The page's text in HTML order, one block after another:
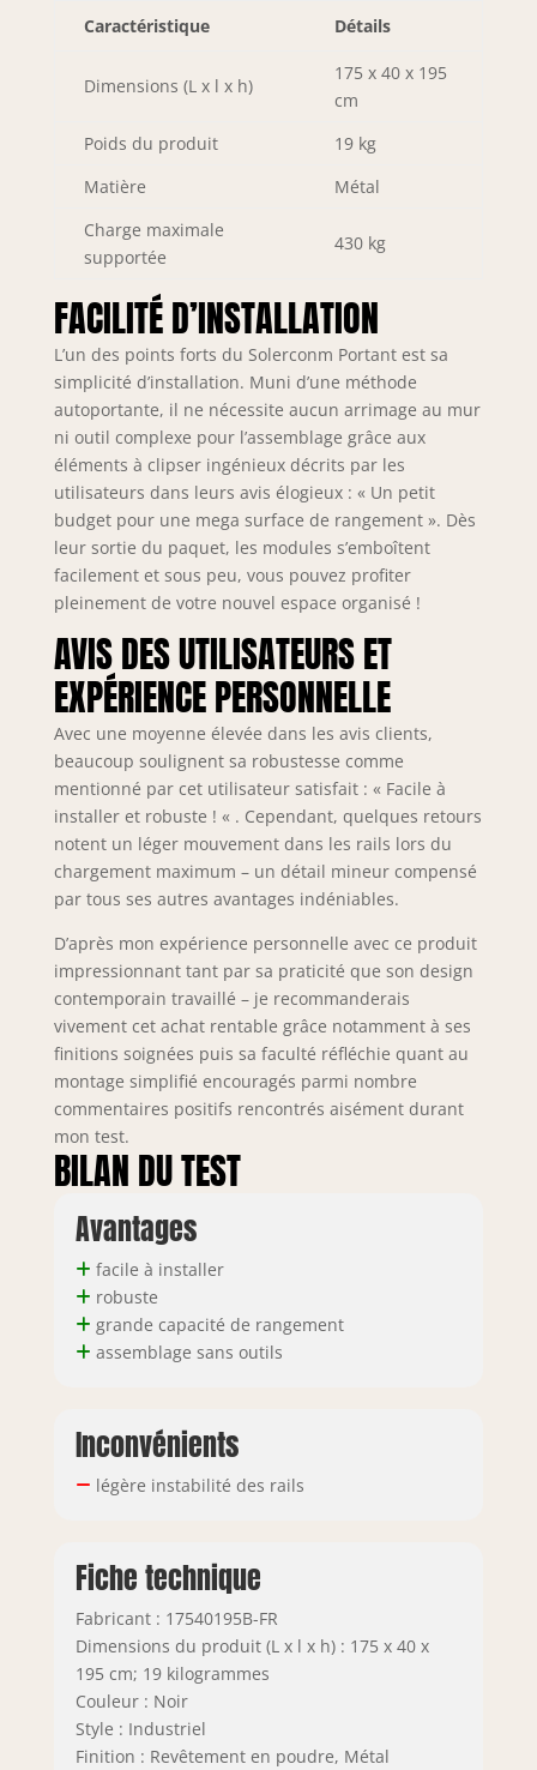
Durable】Le
est fait d'acier de
haute qualité et de
fil métallique
robuste avec une
surface enduite de
empêche la rouille
cette penderie à
vêtements solide,
stable et durable.
【Application
Multi-Scènes】En
tant qu'une
étagère de
rangement tout-
en-un pour les
vêtements et les
chaussures, elle
peut ranger tous
vos objets du
quotidien. Idéal
pour les chambres
à coucher, le salon,
la buanderie, les
magasins de
vêtements, les
appartements, les
dressings, etc.
【Facile à
Assembler】Ce
porte-manteau a
plusieurs
méthodes
d'assemblage DIY,
vous pouvez
personnaliser
l'espace de
rangement selon
vos besoins.
Assurez-vous de
Caractéristique Détails
Dimensions (L x l x h)
175 x 40 x 195
cm
Poids du produit
19 kg
Matière
Métal
Charge maximale
supportée
430 kg
FACILITÉ D’INSTALLATION
L’un des points forts du Solerconm Portant est sa
simplicité d’installation. Muni d’une méthode
autoportante, il ne nécessite aucun arrimage au mur
ni outil complexe pour l’assemblage grâce aux
éléments à clipser ingénieux décrits par les
utilisateurs dans leurs avis élogieux : « Un petit
budget pour une mega surface de rangement ». Dès
leur sortie du paquet, les modules s’emboîtent
facilement et sous peu, vous pouvez profiter
pleinement de votre nouvel espace organisé !
AVIS DES UTILISATEURS ET
EXPÉRIENCE PERSONNELLE
Avec une moyenne élevée dans les avis clients,
beaucoup soulignent sa robustesse comme
mentionné par cet utilisateur satisfait : « Facile à
installer et robuste ! « . Cependant, quelques retours
notent un léger mouvement dans les rails lors du
chargement maximum – un détail mineur compensé
par tous ses autres avantages indéniables.
D’après mon expérience personnelle avec ce produit
impressionnant tant par sa praticité que son design
contemporain travaillé – je recommanderais
vivement cet achat rentable grâce notamment à ses
finitions soignées puis sa faculté réfléchie quant au
montage simplifié encouragés parmi nombre
commentaires positifs rencontrés aisément durant
mon test.
BILAN DU TEST
Avantages
facile à installer
robuste
grande capacité de rangement
assemblage sans outils
Inconvénients
légère instabilité des rails
Fiche technique
Fabricant : 17540195B-FR
Dimensions du produit (L x l x h) : 175 x 40 x
195 cm; 19 kilogrammes
Couleur : Noir
Style : Industriel
Finition : Revêtement en poudre, Métal